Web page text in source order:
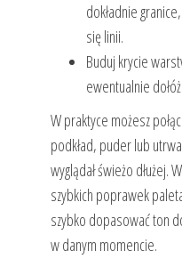
dokładnie
się linii.
Buduj krycie
ewentualnie
W praktyce możesz
podkład, puder lub
wyglądał świeżo dłużej.
szybkich poprawek
szybko dopasować ton
w danym momencie.